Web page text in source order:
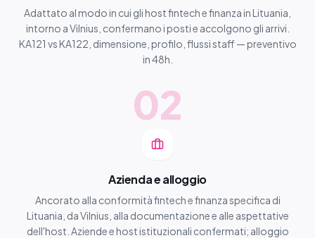
Adattato al modo in cui gli host fintech e finanza in Lituania,
intorno a Vilnius, confermano i posti e accolgono gli arrivi.
KA121 vs KA122, dimensione, profilo, flussi staff — preventivo
in 48h.
02
Azienda e alloggio
Ancorato alla conformità fintech e finanza specifica di
Lituania, da Vilnius, alla documentazione e alle aspettative
dell'host. Aziende e host istituzionali confermati; alloggio